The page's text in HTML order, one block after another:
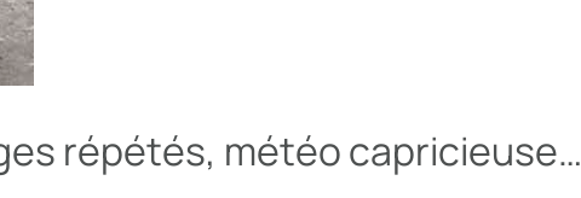
répétés, météo capricieuse…